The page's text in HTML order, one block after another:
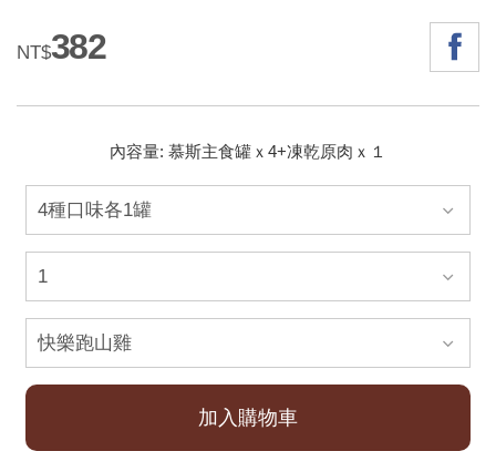
NT$382
內容量: 慕斯主食罐ｘ4+凍乾原肉ｘ１
加入購物車